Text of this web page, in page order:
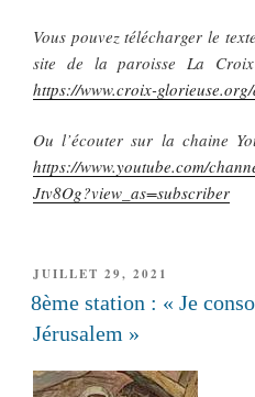
Vous pouvez télécharger le
site de la paroisse La
https://www.croix-
Ou l’écouter sur la chaine
https://www.youtube.com/
Jtv8Og?view_as=subscriber
PUBLIÉ
LE
JUILLET 29, 2021
8ème station : « Je
Jérusalem »